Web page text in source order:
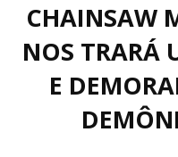
CHAINSAW
NOS TRARÁ
E